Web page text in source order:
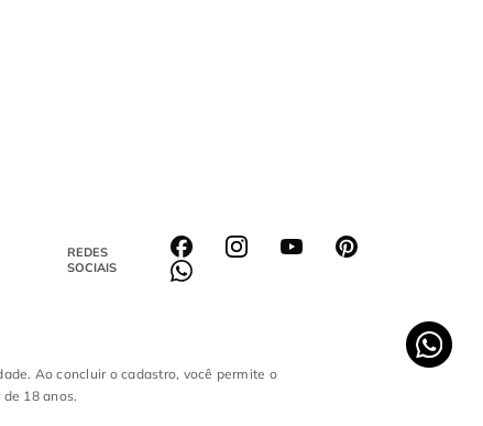
REDES
SOCIAIS
Ao concluir o cadastro, você permite o
18 anos.